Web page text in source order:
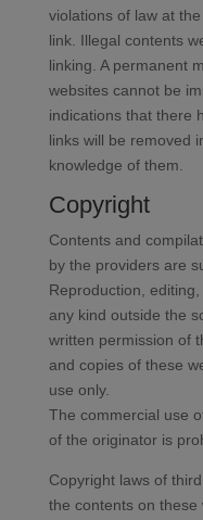
violations of law at
link. Illegal contents
linking. A permanent
websites cannot be
indications that there
links will be removed
knowledge of them.
Copyright
Contents and
by the providers are
Reproduction,
any kind outside the
written permission of
and copies of these
use only.
The commercial use
of the originator is
Copyright laws of
the contents on